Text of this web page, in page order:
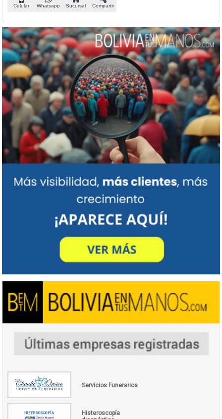
Celular Whatsapp Sucursal Compartir
Servicios Funerarios
Histeroscopía